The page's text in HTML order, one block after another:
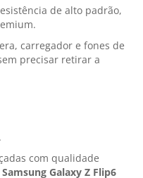
de alto padrão,
carregador e fones de
precisar retirar a
com qualidade
Samsung Galaxy Z Flip6